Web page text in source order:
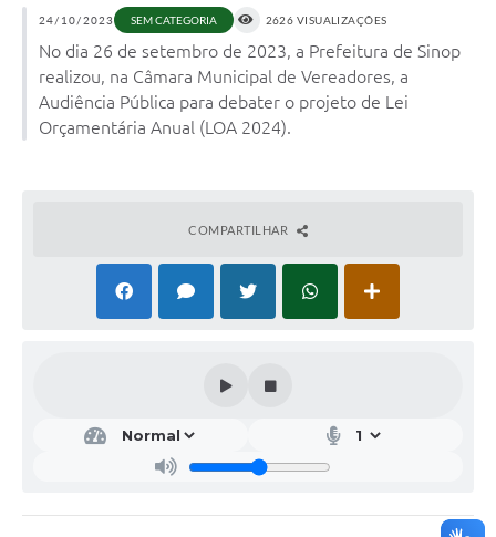
24/10/2023 SEM CATEGORIA 2626 VISUALIZAÇÕES
No dia 26 de setembro de 2023, a Prefeitura de Sinop
realizou, na Câmara Municipal de Vereadores, a
Audiência Pública para debater o projeto de Lei
Orçamentária Anual (LOA 2024).
COMPARTILHAR